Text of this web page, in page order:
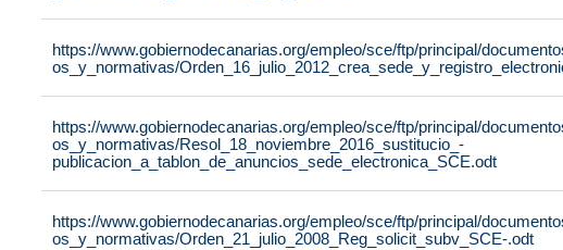
https://www.gobiernodecanarias.org/empleo/sce/ftp/principal/
os_y_normativas/
https://www.gobiernodecanarias.org/empleo/sce/ftp/principal/
os_y_normativas/Resol_18_noviembre_2016_sustitucio_-
publicacion_a_tablon_de_anuncios_sede_electronica_SCE.odt
https://www.gobiernodecanarias.org/empleo/sce/ftp/principal/
os_y_normativas/Orden_21_julio_2008_Reg_solicit_subv_SCE-.odt